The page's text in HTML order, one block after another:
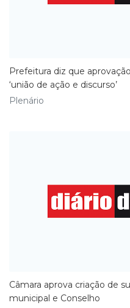
Prefeitura diz que
‘união de ação e discurso’
Plenário
Câmara aprova criação de
municipal e Conselho